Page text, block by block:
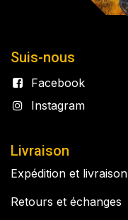
Suis-nous
Facebook
Instagram
Livraison
Expédition et livraison
Retours et échanges